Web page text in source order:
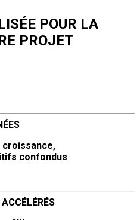
POUR LA
PROJET
croissance,
confondus